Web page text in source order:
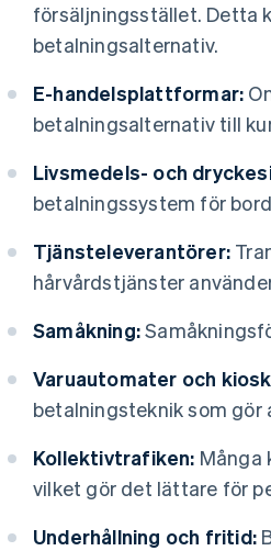
försäljningsstället. Detta
betalningsalternativ.
E-handelsplattformar:
betalningsalternativ till
Livsmedels- och
betalningssystem för
Tjänsteleverantörer:
hårvårdstjänster
Samåkning:
Varuautomater och
betalningsteknik som gör
Kollektivtrafiken: Många
vilket gör det lättare för
Underhållning och fritid: